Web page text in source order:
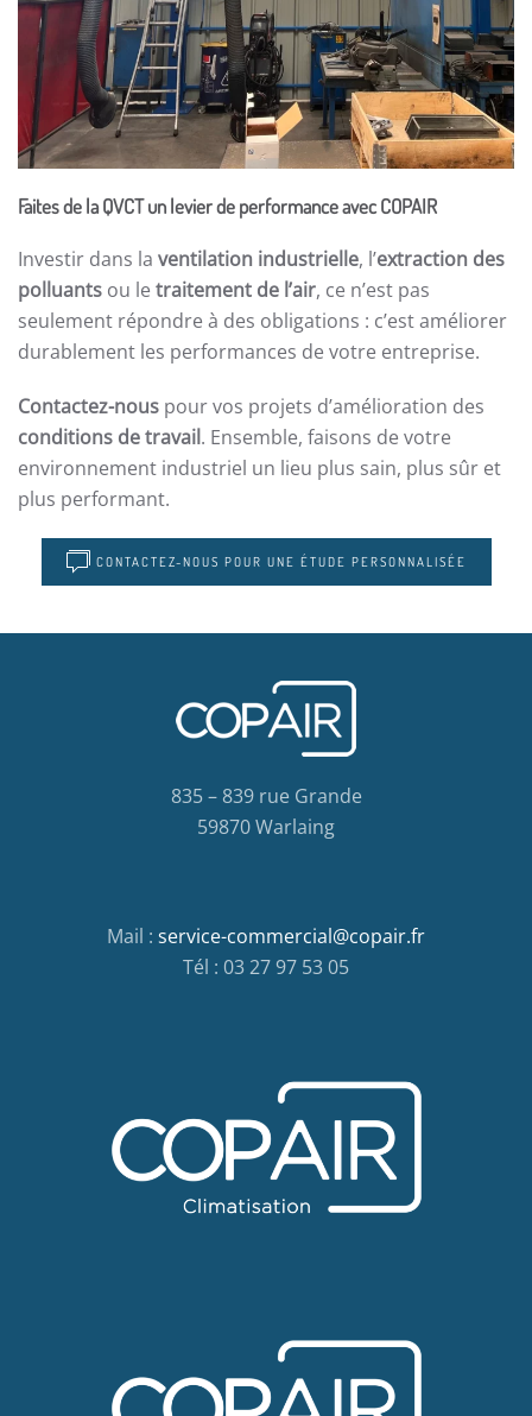
Faites de la QVCT un levier de performance avec COPAIR
Investir dans la ventilation industrielle, l’extraction des
polluants ou le traitement de l’air, ce n’est pas
seulement répondre à des obligations : c’est améliorer
durablement les performances de votre entreprise.
Contactez-nous pour vos projets d’amélioration des
conditions de travail. Ensemble, faisons de votre
environnement industriel un lieu plus sain, plus sûr et
plus performant.
CONTACTEZ-NOUS POUR UNE ÉTUDE PERSONNALISÉE
835 – 839 rue Grande
59870 Warlaing
Mail : service-commercial@copair.fr
Tél : 03 27 97 53 05